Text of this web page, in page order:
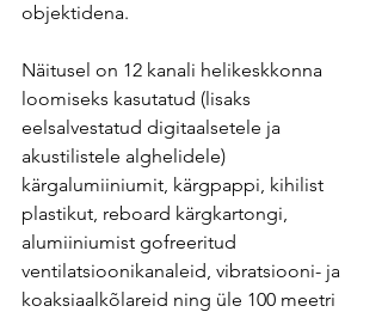
objektidena.
Näitusel on 12 kanali helikeskkonna
loomiseks kasutatud (lisaks
eelsalvestatud digitaalsetele ja
akustilistele alghelidele)
kärgalumiiniumit, kärgpappi, kihilist
plastikut, reboard kärgkartongi,
alumiiniumist gofreeritud
ventilatsioonikanaleid, vibratsiooni- ja
koaksiaalkõlareid ning üle 100 meetri